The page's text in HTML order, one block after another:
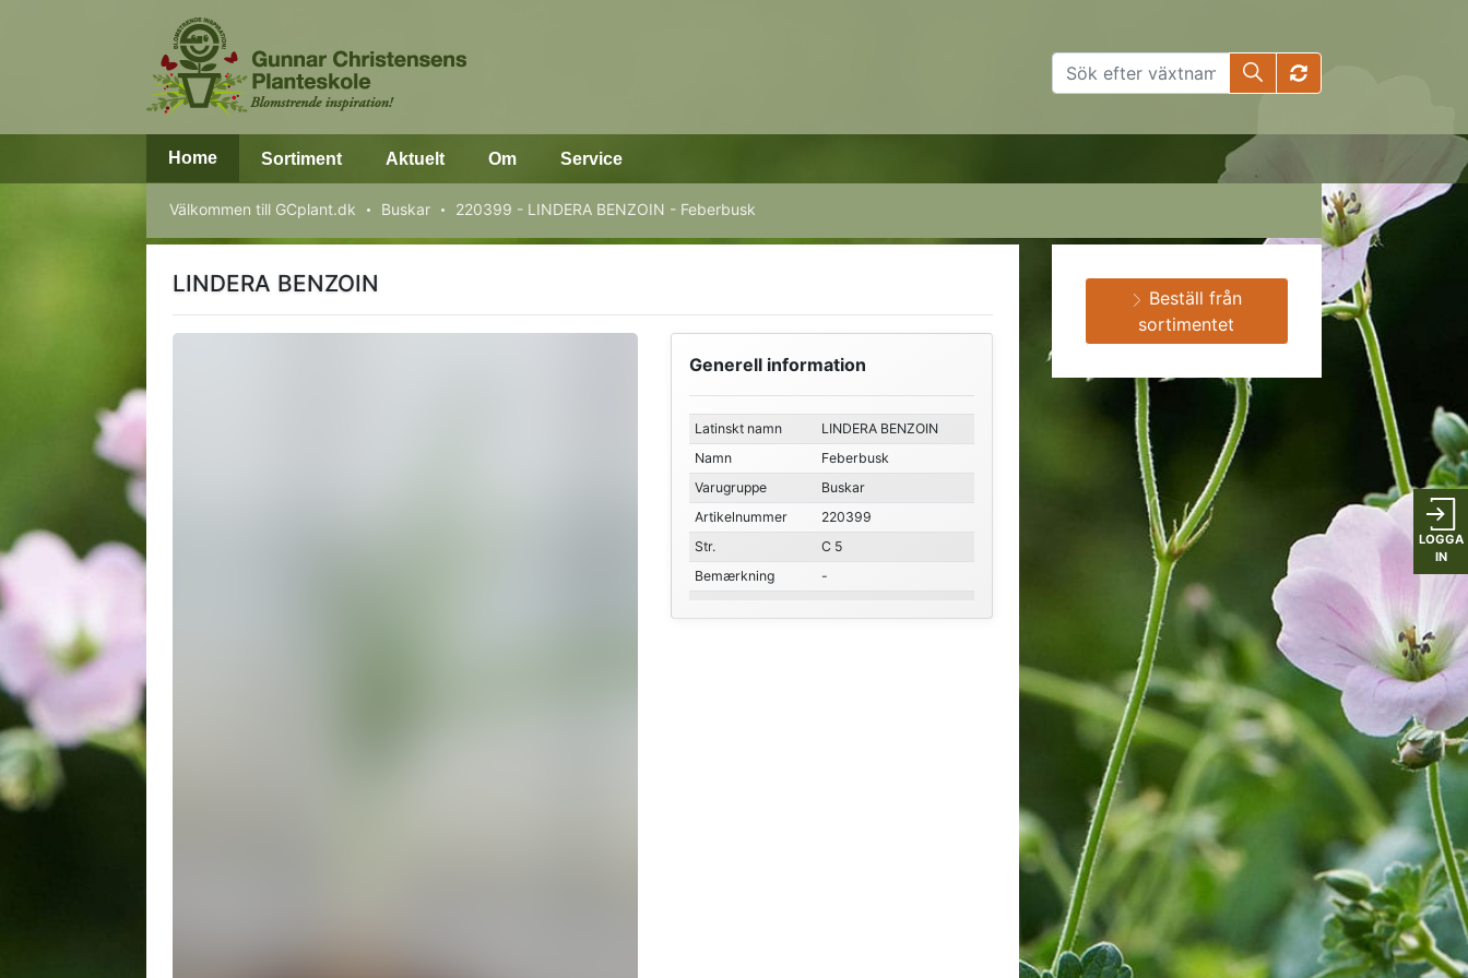
LOGGA
IN
Home Sortiment Aktuelt Om Service
Välkommen till GCplant.dk Buskar 220399 - LINDERA BENZOIN - Feberbusk
LINDERA BENZOIN
Generell information
Latinskt namn
LINDERA BENZOIN
Namn
Feberbusk
Varugruppe
Buskar
Artikelnummer
220399
Str.
C 5
Bemærkning
-
Beställ från
sortimentet